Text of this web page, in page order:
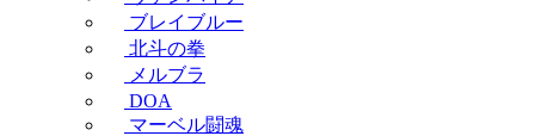
ブレイブルー
北斗の拳
メルブラ
DOA
マーベル闘魂